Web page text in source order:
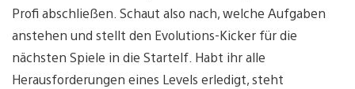
Profi abschließen. Schaut also nach, welche Aufgaben
anstehen und stellt den Evolutions-Kicker für die
nächsten Spiele in die Startelf. Habt ihr alle
Herausforderungen eines Levels erledigt, steht